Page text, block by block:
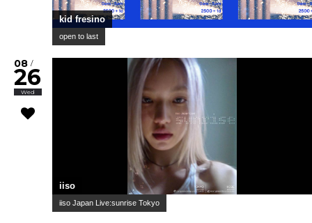
kid fresino
open to last
08 /
26
Wed
iiso
iiso Japan Live:sunrise Tokyo